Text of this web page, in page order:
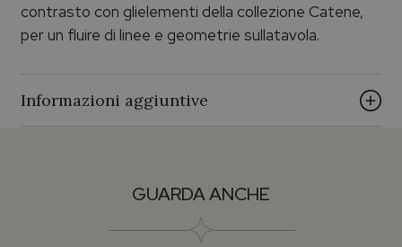
contrasto con glielementi della collezione Catene,
per un fluire di linee e geometrie sullatavola.
Informazioni aggiuntive
Si
GUARDA ANCHE